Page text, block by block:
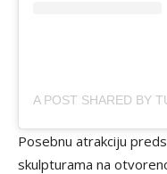
Posebnu atrakciju
skulpturama na